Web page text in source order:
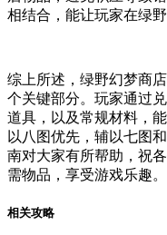
相结合，能让玩家在绿
综上所述，绿野幻梦商
个关键部分。玩家通过
道具，以及常规材料，
以八图优先，辅以七图
南对大家有所帮助，祝
需物品，享受游戏乐趣。
相关攻略